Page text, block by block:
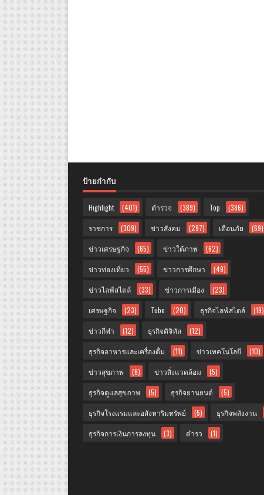
ป้ายกำกับ
Highlight (401) ตำรวจ (389) Top (386)
ราชการ (309) ข่าวสังคม (297) เตือนภัย (69)
ข่าวเศรษฐกิจ (65) ข่าวใต้ภาพ (62)
ข่าวท่องเที่ยว (55) ข่าวการศึกษา (49)
ข่าวไลฟ์สไตล์ (33) ข่าวการเมือง (23)
เศรษฐกิจ (23) Tube (20) ธุรกิจไลฟ์สไตล์ (19)
ข่าวกีฬา (12) ธุรกิจดิจิทัล (12)
ธุรกิจอาหารและเครื่องดื่ม (11) ข่าวเทคโนโลยี (10)
ข่าวสุขภาพ (6) ข่าวสิ่งแวดล้อม (5)
ธุรกิจดูแลสุขภาพ (5) ธุรกิจยานยนต์ (5)
ธุรกิจโรงแรมและอสังหาริมทรัพย์ (5) ธุรกิจพลังงาน
ธุรกิจการเงินการลงทุน (3) ตำรว (1)